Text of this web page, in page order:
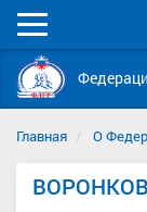
Мобильное
меню
Главная О